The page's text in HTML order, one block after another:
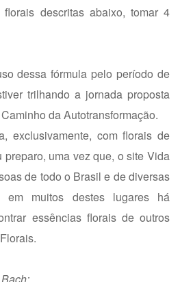
descritas abaixo, tomar 4
dessa fórmula pelo período de
trilhando a jornada proposta
da Autotransformação.
exclusivamente, com florais de
uma vez que, o site Vida
de todo o Brasil e de diversas
muitos destes lugares há
essências florais de outros